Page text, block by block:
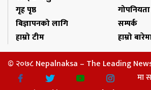
गृह पृष्ठ
गोपनियता
बिज्ञापनको लागि
सम्पर्क
हाम्रो टीम
हाम्रो
© २०७८ Nepalnaksa – The Leading
मा